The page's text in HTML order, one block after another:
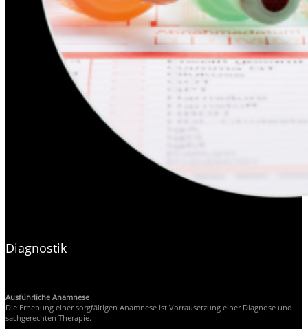
Diagnostik
Ausführliche Anamnese
Die Erhebung einer sorgfältigen Anamnese ist Vorrausetzung einer Diagnose und
sachgerechten Therapie.